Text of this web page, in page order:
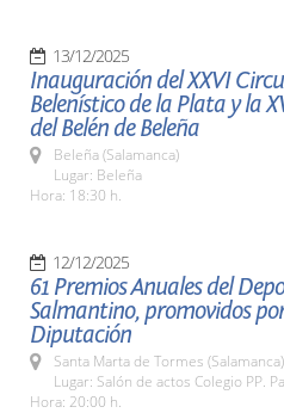
13/12/2025
Inauguración del XXVI
Belenístico de la Plata y la
del Belén de Beleña
Beleña (Salamanca)
Lugar: Beleña
Hora: 18:30 h.
12/12/2025
61 Premios Anuales del
Salmantino, promovidos
Diputación
Santa Marta de Tormes (Salamanca)
Lugar: Salón de actos Colegio PP.
Hora: 20:00 h.